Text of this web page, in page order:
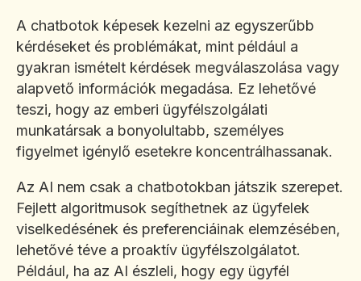
A chatbotok képesek kezelni az egyszerűbb
kérdéseket és problémákat, mint például a
gyakran ismételt kérdések megválaszolása vagy
alapvető információk megadása. Ez lehetővé
teszi, hogy az emberi ügyfélszolgálati
munkatársak a bonyolultabb, személyes
figyelmet igénylő esetekre koncentrálhassanak.
Az AI nem csak a chatbotokban játszik szerepet.
Fejlett algoritmusok segíthetnek az ügyfelek
viselkedésének és preferenciáinak elemzésében,
lehetővé téve a proaktív ügyfélszolgálatot.
Például, ha az AI észleli, hogy egy ügyfél